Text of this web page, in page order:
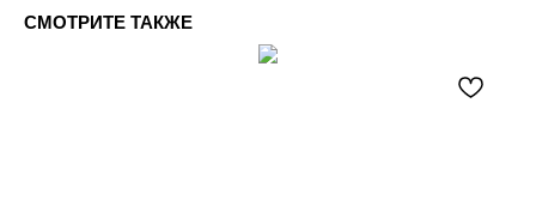
СМОТРИТЕ ТАКЖЕ